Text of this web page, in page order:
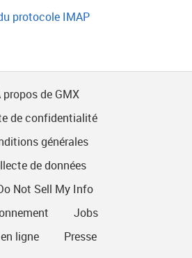
protocole IMAP
propos de GMX
de confidentialité
générales
de données
Not Sell My Info
Jobs
ligne
Presse